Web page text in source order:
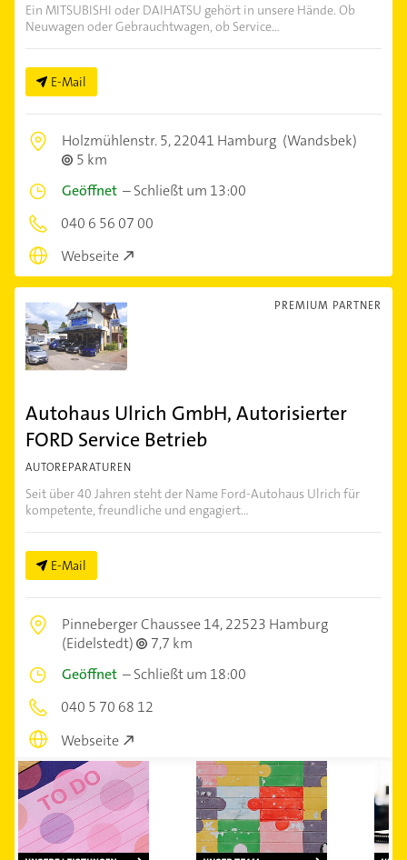
Ein MITSUBISHI oder DAIHATSU gehört in unsere Hände. Ob
Neuwagen oder Gebrauchtwagen, ob Service...
E-Mail
Holzmühlenstr. 5,22041 Hamburg (Wandsbek)
5 km
Geöffnet –Schließt um 13:00
040 6 56 07 00
Webseite
PREMIUM PARTNER
Autohaus Ulrich GmbH, Autorisierter
FORD Service Betrieb
AUTOREPARATUREN
Seit über 40 Jahren steht der Name Ford-Autohaus Ulrich für
kompetente, freundliche und engagiert...
E-Mail
Pinneberger Chaussee 14,22523 Hamburg
(Eidelstedt)
7,7 km
Geöffnet –Schließt um 18:00
040 5 70 68 12
Webseite